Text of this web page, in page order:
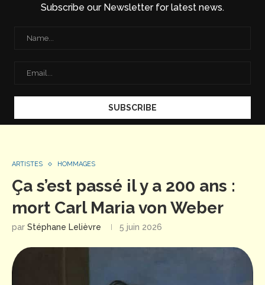
Subscribe our Newsletter for latest news.
ARTISTES HOMMAGES
Ça s’est passé il y a 200 ans :
mort Carl Maria von Weber
par Stéphane Lelièvre 5 juin 2026